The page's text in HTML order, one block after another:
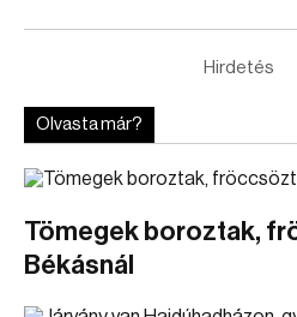
Hirdetés
Olvasta már?
Tömegek boroztak,
Békásnál